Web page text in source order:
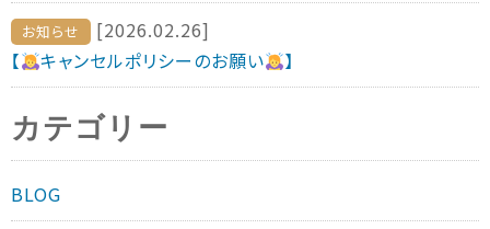
お知らせ
[2026.02.26]
【
キャンセルポリシーのお願い 】
カテゴリー
BLOG